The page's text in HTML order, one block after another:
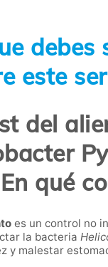
debes
este
del
qué
es un control no
la bacteria
y malestar